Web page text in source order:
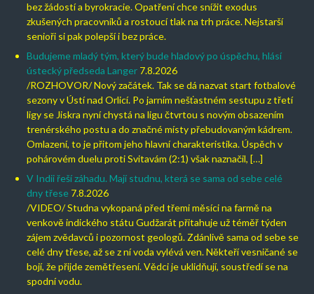
bez žádostí a byrokracie. Opatření chce snížit exodus
zkušených pracovníků a rostoucí tlak na trh práce. Nejstarší
senioři si pak polepší i bez práce.
Budujeme mladý tým, který bude hladový po úspěchu, hlásí
ústecký předseda Langer 7.8.2026
/ROZHOVOR/ Nový začátek. Tak se dá nazvat start fotbalové
sezony v Ústí nad Orlicí. Po jarním nešťastném sestupu z třetí
ligy se Jiskra nyní chystá na ligu čtvrtou s novým obsazením
trenérského postu a do značné místy přebudovaným kádrem.
Omlazení, to je přitom jeho hlavní charakteristika. Úspěch v
pohárovém duelu proti Svitavám (2:1) však naznačil, […]
V Indii řeší záhadu. Mají studnu, která se sama od sebe celé
dny třese 7.8.2026
/VIDEO/ Studna vykopaná před třemi měsíci na farmě na
venkově indického státu Gudžarát přitahuje už téměř týden
zájem zvědavců i pozornost geologů. Zdánlivě sama od sebe se
celé dny třese, až se z ní voda vylévá ven. Někteří vesničané se
bojí, že přijde zemětřesení. Vědci je uklidňují, soustředí se na
spodní vodu.